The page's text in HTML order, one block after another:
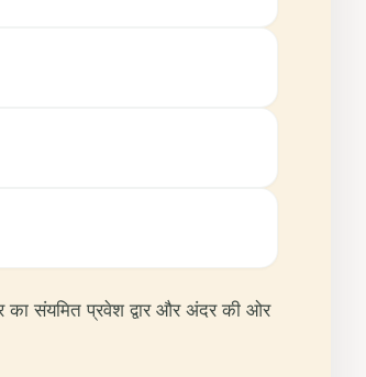
संयमित प्रवेश द्वार और अंदर की ओर